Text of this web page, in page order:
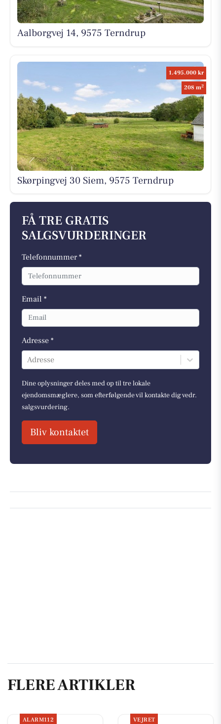
Aalborgvej 14, 9575 Terndrup
1.495.000 kr
208 m2
Skørpingvej 30 Siem, 9575 Terndrup
FÅ TRE GRATIS
SALGSVURDERINGER
Telefonnummer *
Email *
Adresse *
Adresse
Dine oplysninger deles med op til tre lokale
ejendomsmæglere, som efterfølgende vil kontakte dig vedr.
salgsvurdering.
Bliv kontaktet
FLERE ARTIKLER
ALARM112 VEJRET